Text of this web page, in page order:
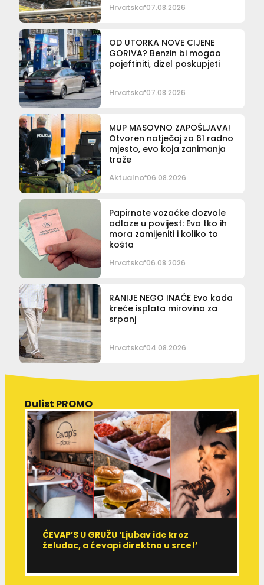
Hrvatska 07.08.2026
OD UTORKA NOVE CIJENE
GORIVA? Benzin bi mogao
pojeftiniti, dizel poskupjeti
Hrvatska 07.08.2026
MUP MASOVNO ZAPOŠLJAVA!
Otvoren natječaj za 61 radno
mjesto, evo koja zanimanja
traže
Aktualno 06.08.2026
Papirnate vozačke dozvole
odlaze u povijest: Evo tko ih
mora zamijeniti i koliko to
košta
Hrvatska 06.08.2026
RANIJE NEGO INAČE Evo kada
kreće isplata mirovina za
srpanj
Hrvatska 04.08.2026
Dulist PROMO
ĆEVAP’S U GRUŽU ‘Ljubav ide kroz
želudac, a ćevapi direktno u srce!’